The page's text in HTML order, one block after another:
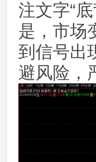
注文字“
是，市场
到信号出
避风险，